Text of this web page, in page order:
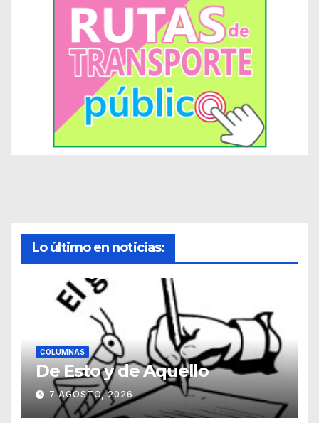
Lo último en noticias:
COLUMNAS
De Esto y de Aquello
7 AGOSTO, 2026